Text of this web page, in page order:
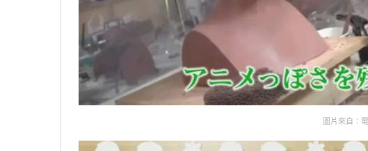
圖片來自：